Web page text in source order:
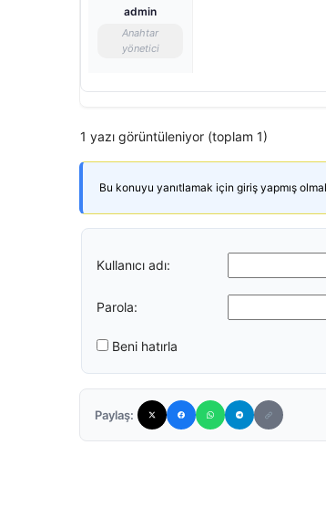
admin
Anahtar
yönetici
1 yazı görüntüleniyor (toplam 1)
Bu konuyu yanıtlamak için giriş yapmış
Kullanıcı adı:
Parola:
Beni hatırla
Paylaş: